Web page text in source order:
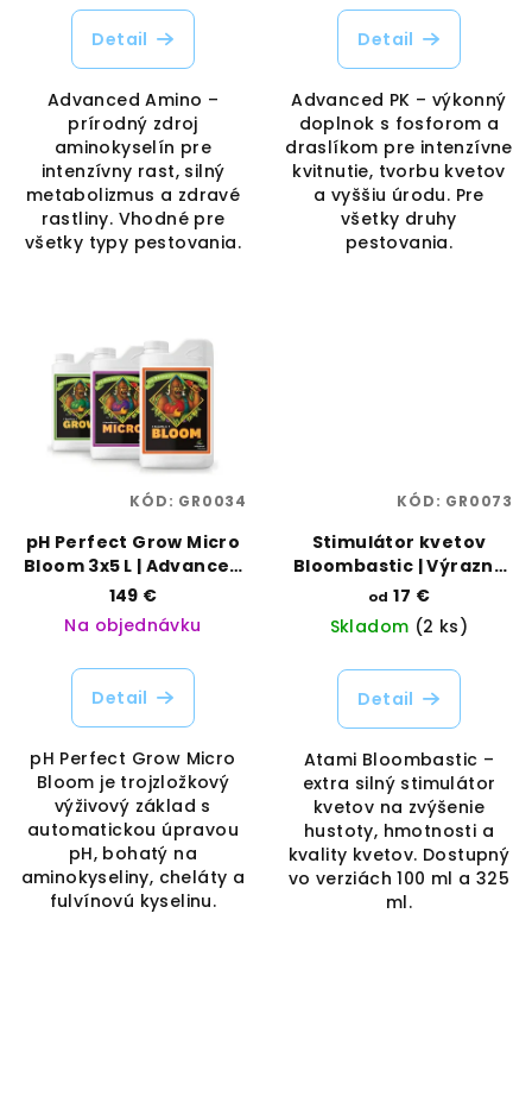
Detail
Advanced Amino –
prírodný zdroj
aminokyselín pre
intenzívny rast, silný
metabolizmus a zdravé
rastliny. Vhodné pre
všetky typy pestovania.
Detail
Advanced PK – výkonný
doplnok s fosforom a
draslíkom pre intenzívne
kvitnutie, tvorbu kvetov
a vyššiu úrodu. Pre
všetky druhy
pestovania.
pH Perfect Grow Micro
Bloom 3x5 L | Advanced
Nutrients | Vaporama
149 €
Na objednávku
Detail
pH Perfect Grow Micro
Bloom je trojzložkový
výživový základ s
automatickou úpravou
pH, bohatý na
aminokyseliny, cheláty a
fulvínovú kyselinu.
KÓD: GR0034
Stimulátor kvetov
Bloombastic | Výrazné
kvitnutie a vysoká
hustota | Atami |
Vaporama
od 17 €
Skladom (2 ks)
Detail
Atami Bloombastic –
extra silný stimulátor
kvetov na zvýšenie
hustoty, hmotnosti a
kvality kvetov. Dostupný
vo verziách 100 ml a 325
ml.
KÓD: GR0073